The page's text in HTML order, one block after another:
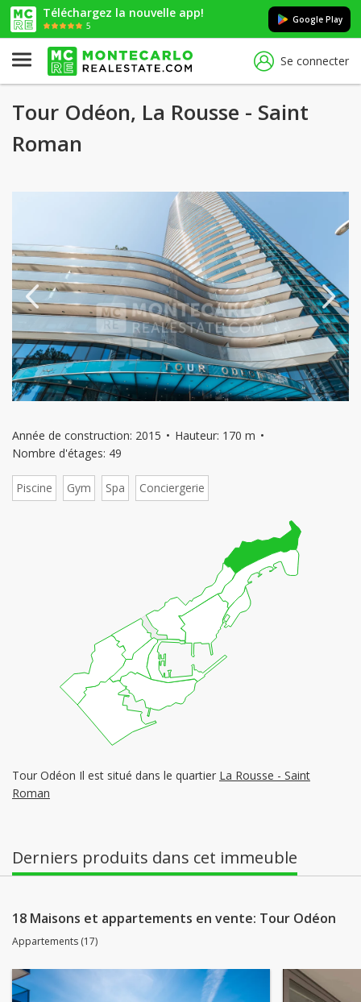
Téléchargez la nouvelle app!
5
Google Play
Se connecter
Tour Odéon, La Rousse - Saint
Roman
Année de construction: 2015
Hauteur: 170 m
Nombre d'étages: 49
Piscine Gym Spa Conciergerie
Tour Odéon Il est situé dans le quartier La Rousse - Saint
Roman
Derniers produits dans cet immeuble
18 Maisons et appartements en vente: Tour Odéon
Appartements (17)